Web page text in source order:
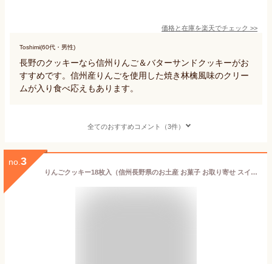
価格と在庫を楽天でチェック >>
Toshimi(60代・男性)
長野のクッキーなら信州りんご＆バターサンドクッキーがお
すすめです。信州産りんごを使用した焼き林檎風味のクリー
ムが入り食べ応えもあります。
全てのおすすめコメント（3件）
no. 3
りんごクッキー18枚入（信州長野県のお土産 お菓子 お取り寄せ スイーツ りんごクッキー おみやげ 林檎クッキー 洋菓子 長野土産 長野お土産 通販）